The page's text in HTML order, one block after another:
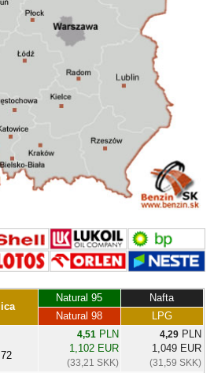
Natural 95
Nafta
Natural 98
LPG
4,51 PLN
1,102 EUR
(33,21 SKK)
4,29PLN
1,049 EUR
(31,59 SKK)